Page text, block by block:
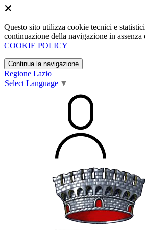
Questo sito utilizza cookie tecnici e
continuazione della navigazione in
COOKIE POLICY
Continua la navigazione
Regione Lazio
Select Language ▼